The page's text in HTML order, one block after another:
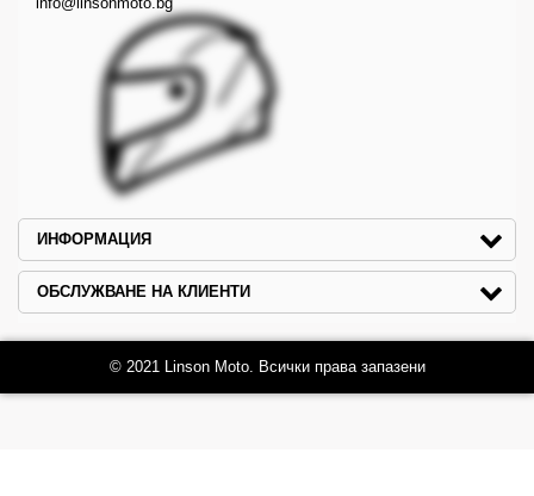
ИНФОРМАЦИЯ
ОБСЛУЖВАНЕ НА КЛИЕНТИ
© 2021 Linson Moto. Всички права запазени